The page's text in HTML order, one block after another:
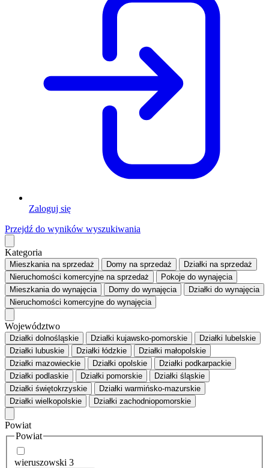
Zaloguj się
Przejdź do wyników wyszukiwania
Kategoria
Mieszkaniana sprzedaż Domy na sprzedaż Działki na sprzedaż
Nieruchomości komercyjne na sprzedaż Pokoje do wynajęcia
Mieszkaniado wynajęcia Domy do wynajęcia Działki do wynajęcia
Nieruchomości komercyjne do wynajęcia
Województwo
Działki dolnośląskie Działki kujawsko-pomorskie
Działki lubelskie
Działki lubuskie
Działki łódzkie
Działki małopolskie
Działki mazowieckie
Działki opolskie
Działki podkarpackie
Działki podlaskie
Działki pomorskie
Działki śląskie
Działki świętokrzyskie
Działki warmińsko-mazurskie
Działki wielkopolskie
Działki zachodniopomorskie
Powiat
Powiat
wieruszowski 3